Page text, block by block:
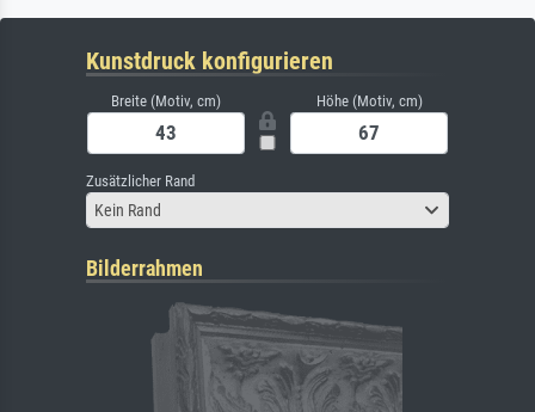
Kunstdruck konfigurieren
Breite (Motiv, cm) Höhe (Motiv, cm)
Zusätzlicher Rand
Kein Rand
Bilderrahmen